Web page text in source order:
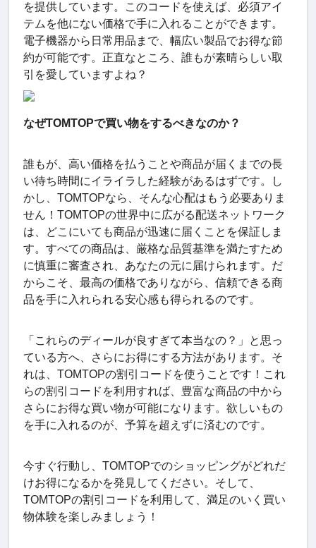
を提供しています。このコードを使えば、必須アイ
テムを他にない価格で手に入れることができます。
電子機器から日常用品まで、幅広い製品でお得な節
約が可能です。正直なところ、誰もが素晴らしい取
引を愛していますよね？
なぜTOMTOPで買い物をするべきなのか？
誰もが、高い価格を払うことや商品が届くまでの長
い待ち時間にイライラした経験があるはずです。し
かし、TOMTOPなら、そんな心配はもう必要ありま
せん！TOMTOPの世界中に広がる配送ネットワーク
は、どこにいても商品が迅速に届くことを保証しま
す。すべての商品は、厳格な品質基準を満たすため
に慎重に審査され、あなたの元に届けられます。だ
からこそ、最高の価格でありながら、信頼できる商
品を手に入れられる安心感も得られるのです。
「これらのディールが良すぎて本当なの？」と思っ
ている方へ、さらにお得にする方法があります。そ
れは、TOMTOPの割引コードを使うことです！これ
らの割引コードを利用すれば、豊富な商品の中から
さらにお得な買い物が可能になります。欲しいもの
を手に入れるのが、予算を超えずに済むのです。
今すぐ行動し、TOMTOPでのショッピングがどれだ
けお得になるかを発見してください。そして、
TOMTOPの割引コードを利用して、満足のいく買い
物体験を楽しみましょう！